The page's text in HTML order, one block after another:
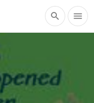
search menu